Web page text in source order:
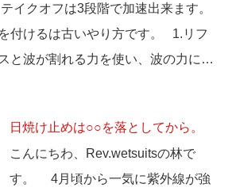
イクオフは3段階で加速出来ます。
付けるは古いやり方です。 1.リフ
と波が割れる力を使い、波の力に…
日焼け止めは○○を落としてから。
こんにちわ、Rev.wetsuitsの林で
す。 4月頃から一気に紫外線が強